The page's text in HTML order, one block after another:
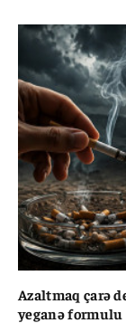
Azaltmaq çarə
yeganə formulu